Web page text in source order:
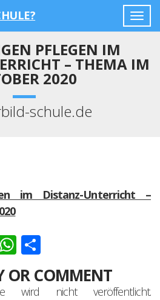
PFLEGEN IM
– THEMA IM
2020
schule.de
im Distanz-Unterricht –
WhatsApp
OR COMMENT
wird nicht veröffentlicht.